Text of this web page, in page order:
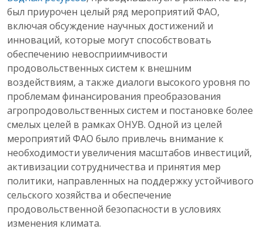
был приурочен целый ряд мероприятий ФАО,
включая обсуждение научных достижений и
инноваций, которые могут способствовать
обеспечению невосприимчивости
продовольственных систем к внешним
воздействиям, а также диалоги высокого уровня по
проблемам финансирования преобразования
агропродовольственных систем и постановке более
смелых целей в рамках ОНУВ. Одной из целей
мероприятий ФАО было привлечь внимание к
необходимости увеличения масштабов инвестиций,
активизации сотрудничества и принятия мер
политики, направленных на поддержку устойчивого
сельского хозяйства и обеспечение
продовольственной безопасности в условиях
изменения климата.